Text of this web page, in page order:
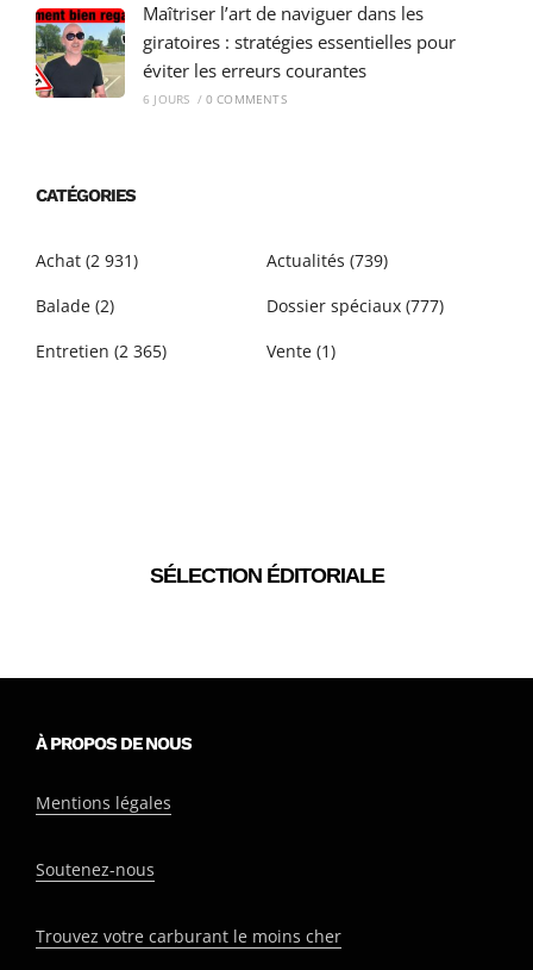
Maîtriser l’art de naviguer dans les
giratoires : stratégies essentielles pour
éviter les erreurs courantes
6 JOURS / 0 COMMENTS
CATÉGORIES
Achat (2 931) Actualités (739)
Balade (2) Dossier spéciaux (777)
Entretien (2 365) Vente (1)
SÉLECTION ÉDITORIALE
À PROPOS DE NOUS
Mentions légales
Soutenez-nous
Trouvez votre carburant le moins cher